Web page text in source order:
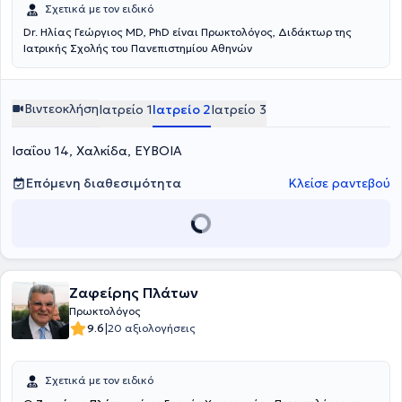
Σχετικά με τον ειδικό
Dr. Ηλίας Γεώργιος MD, PhD είναι Πρωκτολόγος, Διδάκτωρ της
Ιατρικής Σχολής του Πανεπιστημίου Αθηνών
ΒιντεοκλήσηΙατρείο 1Ιατρείο 2Ιατρείο 3
Ισαΐου 14, Χαλκίδα, ΕΥΒΟΙΑ
Επόμενη διαθεσιμότητα
Κλείσε ραντεβού
Ζαφείρης Πλάτων
Πρωκτολόγος
9.6|20 αξιολογήσεις
Σχετικά με τον ειδικό